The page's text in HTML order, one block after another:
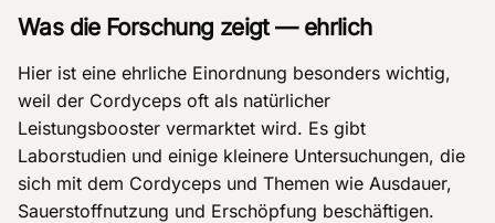
Was die Forschung zeigt — ehrlich
Hier ist eine ehrliche Einordnung besonders wichtig,
weil der Cordyceps oft als natürlicher
Leistungsbooster vermarktet wird. Es gibt
Laborstudien und einige kleinere Untersuchungen, die
sich mit dem Cordyceps und Themen wie Ausdauer,
Sauerstoffnutzung und Erschöpfung beschäftigen.